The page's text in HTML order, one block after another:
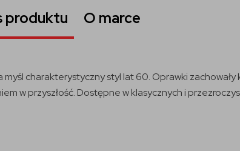
produktu O marce
charakterystyczny styl lat 60. Oprawki
w przyszłość. Dostępne w klasycznych i